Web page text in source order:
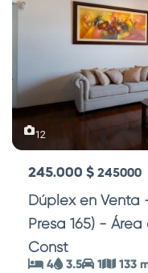
12
245.000 $ 245000
Dúplex en Venta
Presa 165) -
Const
4 3.5 1 133